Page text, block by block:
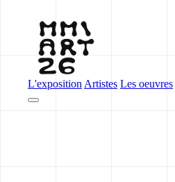
L'exposition Artistes Les oeuvres